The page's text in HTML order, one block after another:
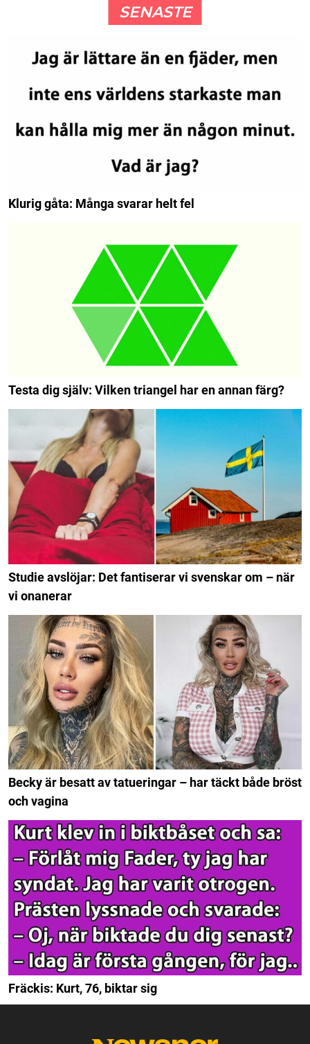
SENASTE
Klurig gåta: Många svarar helt fel
Testa dig själv: Vilken triangel har en annan färg?
Studie avslöjar: Det fantiserar vi svenskar om – när
vi onanerar
Becky är besatt av tatueringar – har täckt både bröst
och vagina
Fräckis: Kurt, 76, biktar sig